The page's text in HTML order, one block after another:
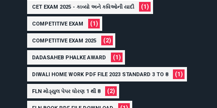
CET EXAM 2025 - કાવ્યો અને કવિઓની યાદી (1)
COMPETITIVE EXAM (1)
COMPETITIVE EXAM 2025 (2)
DADASAHEB PHALKE AWARD (1)
DIWALI HOME WORK PDF FILE 2023 STANDARD 3 TO 8 (1)
FLN મોડ્યુલ પેપર ધોરણ 1 થી 8 (2)